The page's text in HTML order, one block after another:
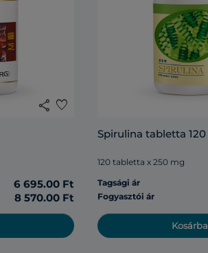
share favorite
6 695.00 Ft
8 570.00 Ft
Spirulina tabletta 120
120 tabletta x 250 mg
Tagsági ár
Fogyasztói ár
Kosárba